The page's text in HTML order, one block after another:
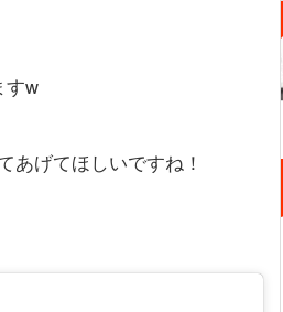
すw
あげてほしいですね！